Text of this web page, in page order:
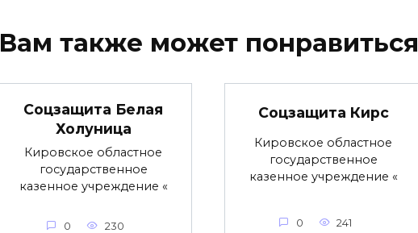
Вам также может понравиться
Соцзащита Белая
Холуница
Кировское областное
государственное
казенное учреждение «
0 230
Соцзащита Кирс
Кировское областное
государственное
казенное учреждение «
0 241